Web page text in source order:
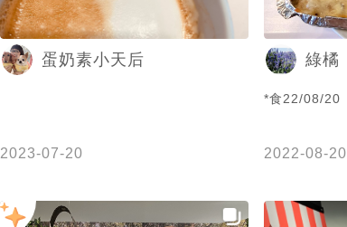
蛋奶素小天后
2023-07-20
綠橘
*食22/08/20
2022-08-20